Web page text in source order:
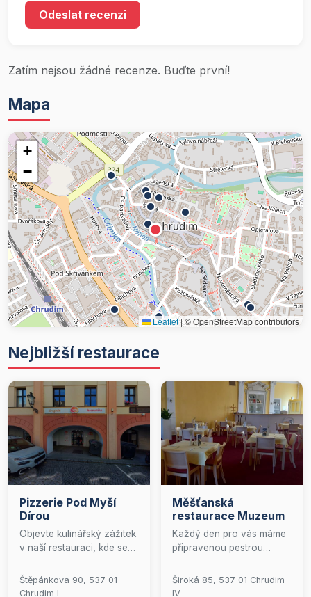
Odeslat recenzi
Zatím nejsou žádné recenze. Buďte první!
Mapa
+
−
Leaflet|© OpenStreetMap contributors
Nejbližší restaurace
Pizzerie Pod Myší
Dírou
Objevte kulinářský zážitek
v naší restauraci, kde se
vynikající chuť. Nabízíme
pečlivě připravené pizzy o
Štěpánkova 90, 537 01
Chrudim I
Měšťanská
restaurace Muzeum
Každý den pro vás máme
připravenou pestrou
včetně tří speciálních
menu. Ať už plánujete
Široká 85, 537 01 Chrudim
IV